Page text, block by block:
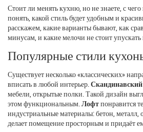
Стоит ли менять кухню, но не знаете, с
понять, какой стиль будет удобным и
расскажем, какие варианты бывают, как
минусам, и какие мелочи не стоит упускать
Популярные стили
Существует несколько «классических»
вписать в любой интерьер. Скандинавский
мебели, открытые полки. Такой дизайн
этом функциональным. Лофтпонравится
индустриальные материалы: бетон,
делает помещение просторным и придаёт